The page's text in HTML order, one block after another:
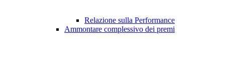
Relazione sulla Performance
Ammontare complessivo dei premi